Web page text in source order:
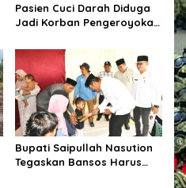
Pasien Cuci Darah Diduga
Jadi Korban Pengeroyokan
Minta Polisi Usut Tuntas
Kasus
Bupati Saipullah Nasution
Tegaskan Bansos Harus